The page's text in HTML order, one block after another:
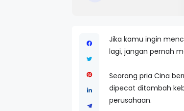
Jika kamu ingin
lagi, jangan pernah
Seorang pria Cina
dipecat ditambah
perusahaan.